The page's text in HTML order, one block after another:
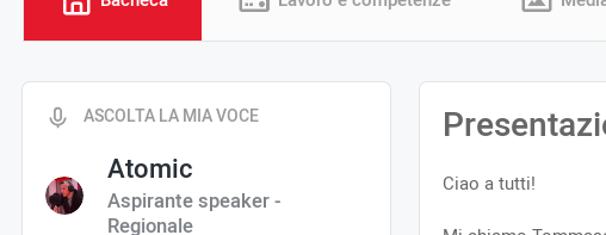
ASCOLTA LA MIA VOCE
Atomic
Aspirante speaker -
Regionale
Ciao a tutti!